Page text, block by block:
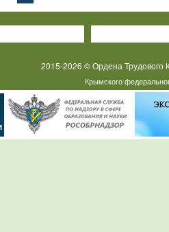
2015-2026 © Ордена
Крымского